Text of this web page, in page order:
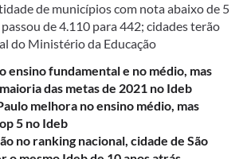
de municípios com nota abaixo de 5
de 4.110 para 442; cidades terão
do Ministério da Educação
ensino fundamental e no médio, mas
das metas de 2021 no Ideb
melhora no ensino médio, mas
5 no Ideb
no ranking nacional, cidade de São